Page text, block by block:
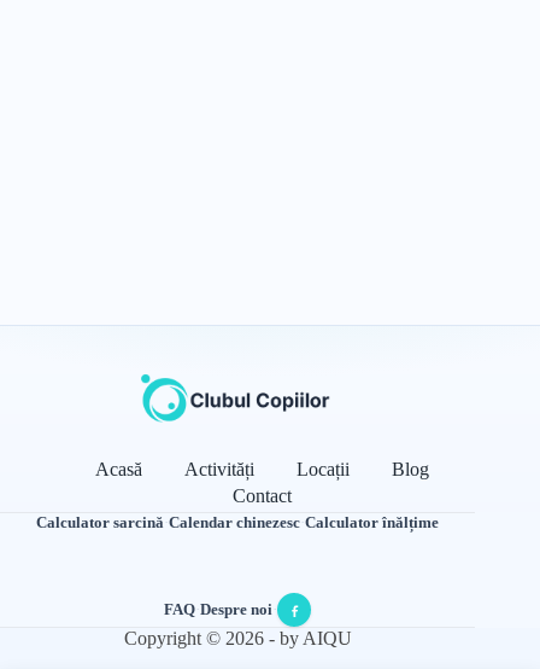
Acasă Activități Locații
Blog
Contact
Calculator sarcină·Calendar chinezesc·Calculator înălțime
FAQ·Despre noi·
Copyright © 2026 - by AIQU